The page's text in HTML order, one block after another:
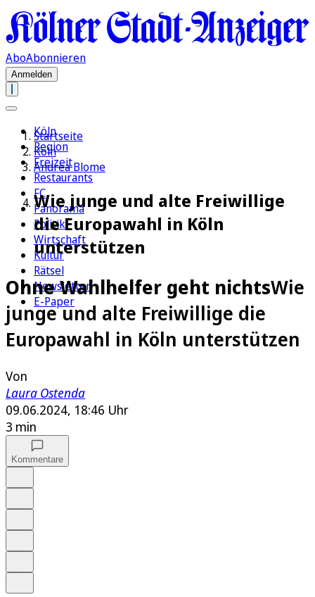
AboAbonnieren
Anmelden
Köln
Region
Freizeit
Restaurants
FC
Panorama
Politik
Wirtschaft
Kultur
Rätsel
Newsletter
E-Paper
Startseite
Köln
Andrea Blome
Wie junge und alte Freiwillige
die Europawahl in Köln
unterstützen
Ohne Wahlhelfer geht nichtsWie
junge und alte Freiwillige die
Europawahl in Köln unterstützen
Von
Laura Ostenda
09.06.2024, 18:46 Uhr
3 min
Kommentare